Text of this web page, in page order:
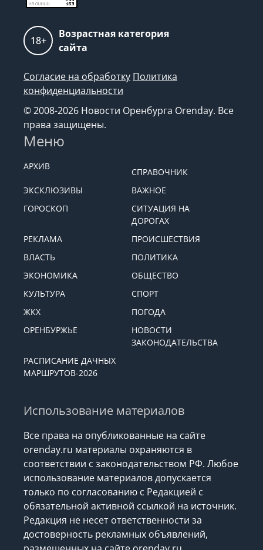
18+
Возрастная категория
сайта
Согласие на обработку Политика
конфиденциальности
© 2008-2026 Новости Оренбурга Orenday. Все
права защищены.
Меню
АРХИВ
СПРАВОЧНИК
ЭКСКЛЮЗИВЫ
ВАЖНОЕ
ГОРОСКОП
СИТУАЦИЯ НА
ДОРОГАХ
РЕКЛАМА
ПРОИСШЕСТВИЯ
ВЛАСТЬ
ПОЛИТИКА
ЭКОНОМИКА
ОБЩЕСТВО
КУЛЬТУРА
СПОРТ
ЖКХ
ПОГОДА
ОРЕНБУРЖЬЕ
НОВОСТИ
ЗАКОНОДАТЕЛЬСТВА
РАСПИСАНИЕ ДАЧНЫХ
МАРШРУТОВ-2026
Использование материалов
Все права на опубликованные на сайте
orenday.ru материалы охраняются в
соответствии с законодательством РФ. Любое
использование материалов допускается
только по согласованию с Редакцией с
обязательной активной ссылкой на источник.
Редакция не несет ответственности за
достоверность рекламных объявлений,